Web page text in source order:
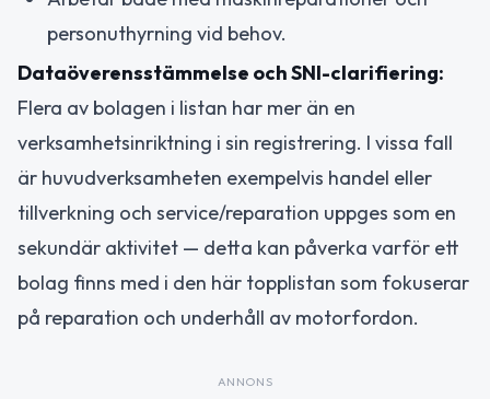
personuthyrning vid behov.
Dataöverensstämmelse och SNI-clarifiering:
Flera av bolagen i listan har mer än en
verksamhetsinriktning i sin registrering. I vissa fall
är huvudverksamheten exempelvis handel eller
tillverkning och service/reparation uppges som en
sekundär aktivitet — detta kan påverka varför ett
bolag finns med i den här topplistan som fokuserar
på reparation och underhåll av motorfordon.
ANNONS